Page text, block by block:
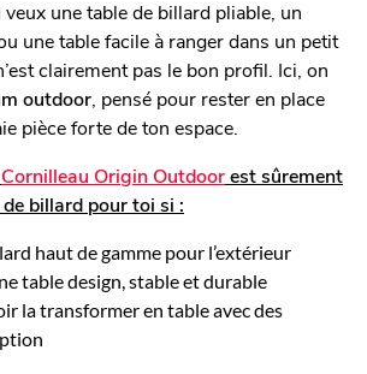
veux une table de billard pliable, un
une table facile à ranger dans un petit
clairement pas le bon profil. Ici, on
outdoor , pensé pour rester en place
pièce forte de ton espace.
Cornilleau Origin Outdoorest sûrement
billard pour toi si :
haut de gamme pour l’extérieur
table design, stable et durable
la transformer en table avec des